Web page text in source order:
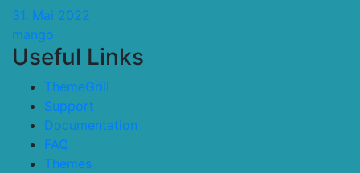
31. Mai 2022
mango
Useful Links
ThemeGrill
Support
Documentation
FAQ
Themes